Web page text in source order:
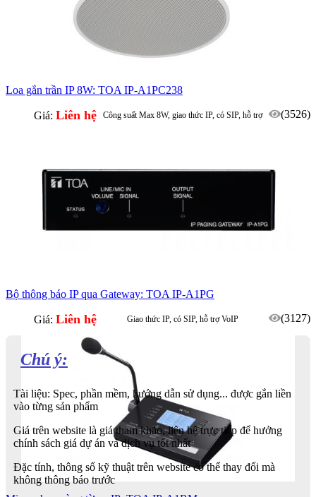
Loa gắn trần IP 8W: TOA IP-A1PC238
Giá: Liên hệ (3526)
Công suất Max 8W, giao thức IP, có SIP, hỗ trợ
Bộ thông báo IP qua Gateway: TOA IP-A1PG
Giá: Liên hệ (3127)
Giao thức IP, có SIP, hỗ trợ VoIP
Chú ý:
Tài liệu: Spec, phần mềm, hướng dẫn sử dụng... được gắn liền
vào từng sản phẩm
Giá trên website là giá tham khảo, liên hệ trực tiếp để hưởng
chính sách giá dự án và dịch vụ tốt nhất
Đặc tính, thông số kỹ thuật trên website có thể thay đổi mà
không thông báo trước